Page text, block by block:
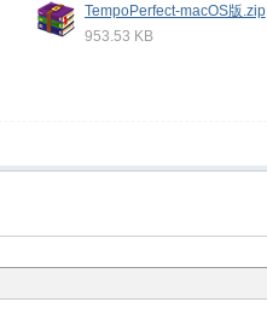
TempoPerfect-macOS版.zip
953.53 KB